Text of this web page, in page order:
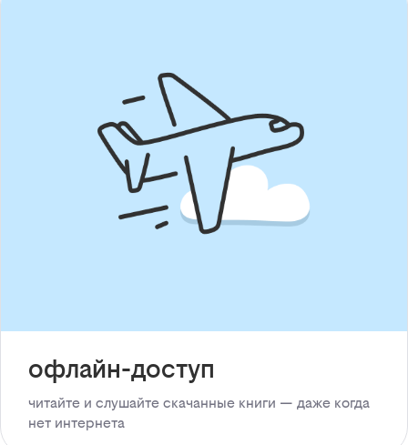
офлайн-доступ
читайте и слушайте скачанные книги — даже когда
нет интернета